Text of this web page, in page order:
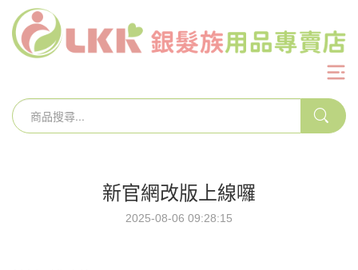
新官網改版上線囉
2025-08-06 09:28:15